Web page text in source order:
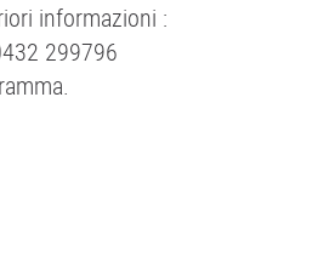
informazioni :
299796